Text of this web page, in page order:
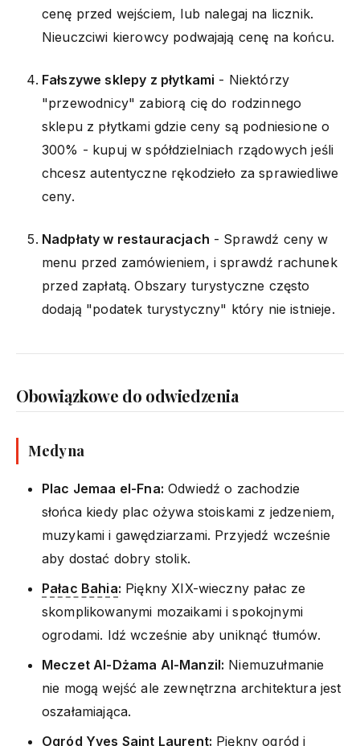
cenę przed wejściem, lub nalegaj na licznik.
Nieuczciwi kierowcy podwajają cenę na końcu.
Fałszywe sklepy z płytkami - Niektórzy
"przewodnicy" zabiorą cię do rodzinnego
sklepu z płytkami gdzie ceny są podniesione o
300% - kupuj w spółdzielniach rządowych jeśli
chcesz autentyczne rękodzieło za sprawiedliwe
ceny.
Nadpłaty w restauracjach - Sprawdź ceny w
menu przed zamówieniem, i sprawdź rachunek
przed zapłatą. Obszary turystyczne często
dodają "podatek turystyczny" który nie istnieje.
Obowiązkowe do odwiedzenia
Medyna
Plac Jemaa el-Fna: Odwiedź o zachodzie
słońca kiedy plac ożywa stoiskami z jedzeniem,
muzykami i gawędziarzami. Przyjedź wcześnie
aby dostać dobry stolik.
Pałac Bahia: Piękny XIX-wieczny pałac ze
skomplikowanymi mozaikami i spokojnymi
ogrodami. Idź wcześnie aby uniknąć tłumów.
Meczet Al-Dżama Al-Manzil: Niemuzułmanie
nie mogą wejść ale zewnętrzna architektura jest
oszałamiająca.
Ogród Yves Saint Laurent: Piękny ogród i